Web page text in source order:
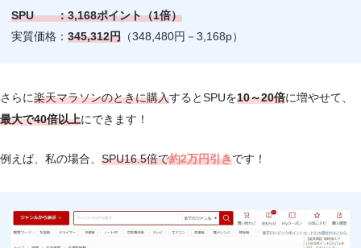
SPU ：3,168ポイント（1倍）
実質価格：345,312円 （348,480円－3,168p）
さらに楽天マラソンのときに購入するとSPUを10～20倍に増やせて、
最大で40倍以上にできます！
例えば、私の場合、 SPU16.5倍で約2万円引きです！